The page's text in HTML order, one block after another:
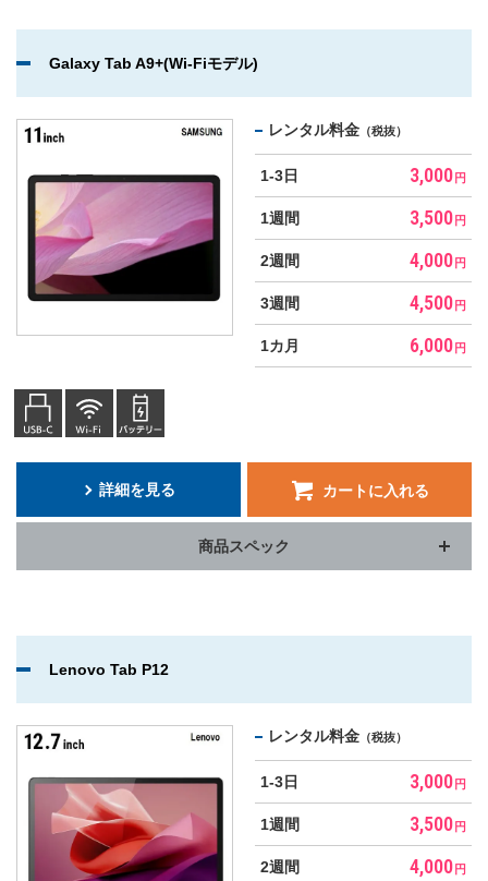
Galaxy Tab A9+(Wi-Fiモデル)
レンタル料金 （税抜）
1-3日 3,000 円
1週間 3,500 円
2週間 4,000 円
3週間 4,500 円
1カ月 6,000 円
詳細を見る カートに入れる
商品スペック
Lenovo Tab P12
レンタル料金 （税抜）
1-3日 3,000 円
1週間 3,500 円
2週間 4,000 円